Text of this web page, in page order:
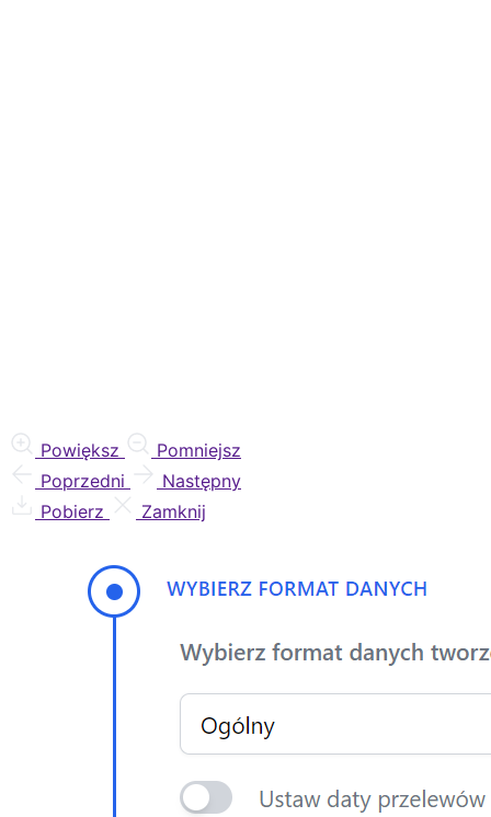
Powiększ
Pomniejsz
Poprzedni
Następny
Pobierz
Zamknij